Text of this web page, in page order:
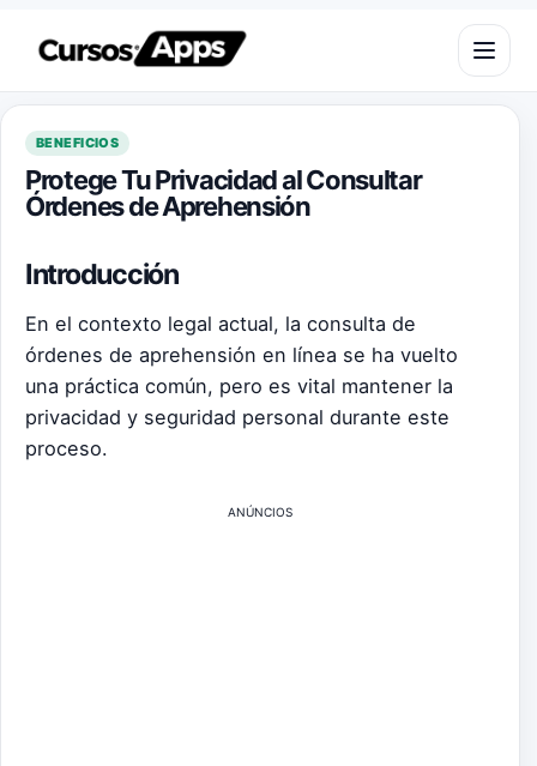
Saltar al contenido
Abrir
BENEFICIOS
Protege Tu Privacidad al Consultar
Órdenes de Aprehensión
Introducción
En el contexto legal actual, la consulta de
órdenes de aprehensión en línea se ha vuelto
una práctica común, pero es vital mantener la
privacidad y seguridad personal durante este
proceso.
ANÚNCIOS